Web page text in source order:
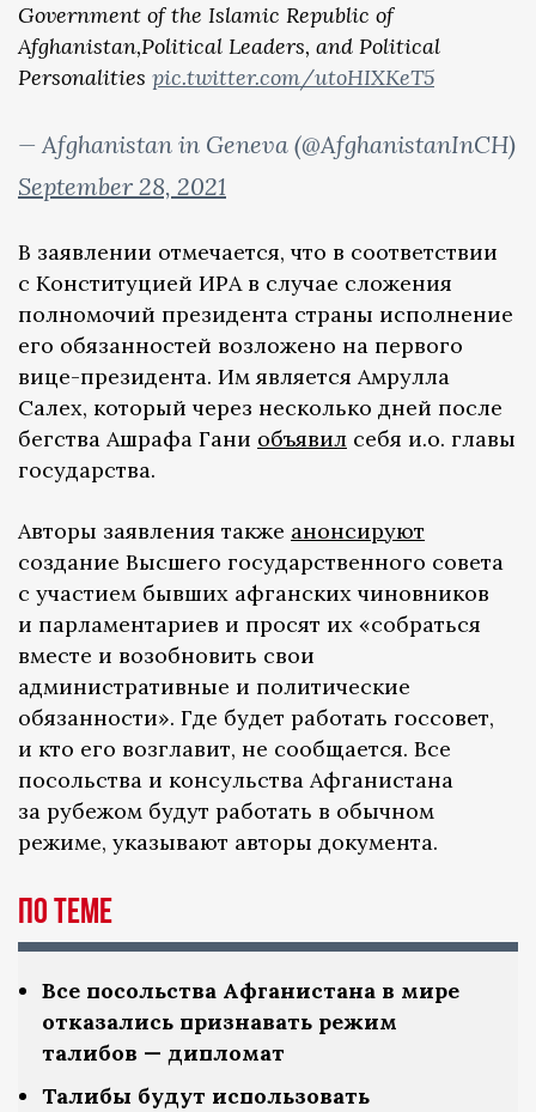
Government of the Islamic Republic of
Afghanistan,Political Leaders, and Political
Personalities pic.twitter.com/utoHIXKeT5
— Afghanistan in Geneva (@AfghanistanInCH)
September 28, 2021
В заявлении отмечается, что в соответствии
с Конституцией ИРА в случае сложения
полномочий президента страны исполнение
его обязанностей возложено на первого
вице-президента. Им является Амрулла
Салех, который через несколько дней после
бегства Ашрафа Гани объявил себя и.о. главы
государства.
Авторы заявления также анонсируют
создание Высшего государственного совета
с участием бывших афганских чиновников
и парламентариев и просят их «собраться
вместе и возобновить свои
административные и политические
обязанности». Где будет работать госсовет,
и кто его возглавит, не сообщается. Все
посольства и консульства Афганистана
за рубежом будут работать в обычном
режиме, указывают авторы документа.
По теме
Все посольства Афганистана в мире
отказались признавать режим
талибов — дипломат
Талибы будут использовать